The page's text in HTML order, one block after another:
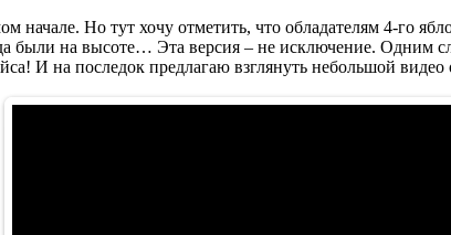
Но тут хочу отметить, что обладателям 4-го
были на высоте… Эта версия – не исключение. Одним
И на последок предлагаю взглянуть небольшой